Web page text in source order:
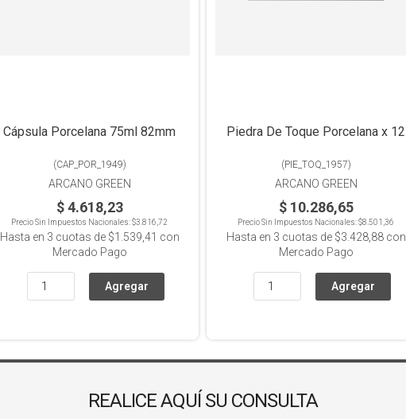
Cápsula Porcelana 75ml 82mm
(CAP_POR_1949)
ARCANO GREEN
$ 4.618,23
Precio Sin Impuestos Nacionales:$3.816,72
Hasta en 3 cuotas de $1.539,41 con
Mercado Pago
Piedra De Toque Porcelana x 12
(PIE_TOQ_1957)
ARCANO GREEN
$ 10.286,65
Precio Sin Impuestos Nacionales:$8.501,36
Hasta en 3 cuotas de $3.428,88con
Mercado Pago
REALICE AQUÍ SU CONSULTA